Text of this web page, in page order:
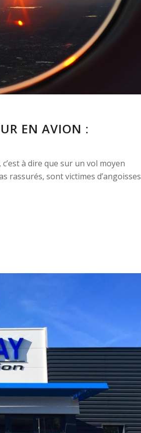
EN AVION :
à dire que sur un vol moyen
rassurés, sont victimes d’angoisses